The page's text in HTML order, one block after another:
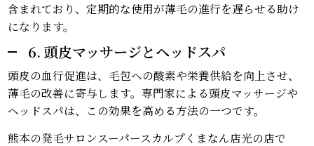
含まれており、定期的な使用が薄毛の進行を遅らせる助け
になります。
6. 頭皮マッサージとヘッドスパ
頭皮の血行促進は、毛包への酸素や栄養供給を向上させ、
薄毛の改善に寄与します。専門家による頭皮マッサージや
ヘッドスパは、この効果を高める方法の一つです。
熊本の発毛サロンスーパースカルプくまなん店光の店で